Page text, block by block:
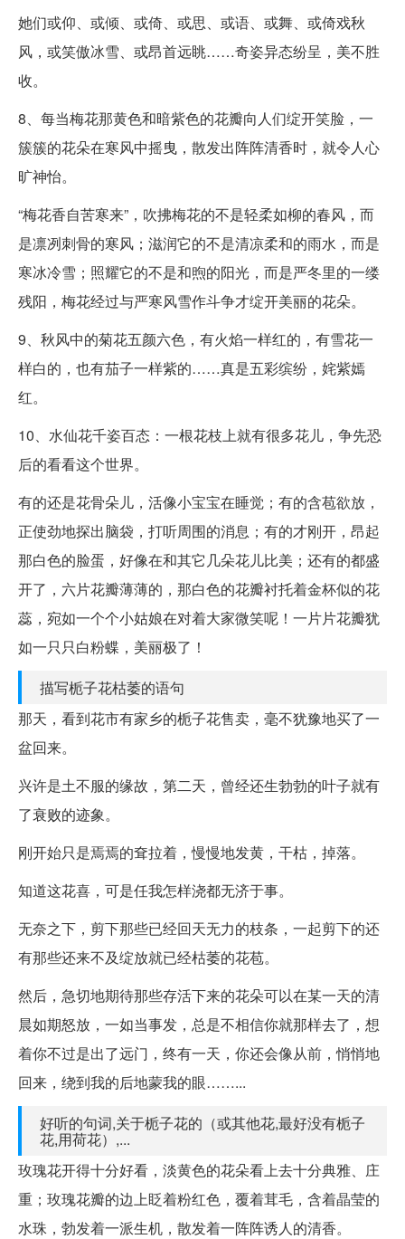
她们或仰、或倾、或倚、或思、或语、或舞、或倚戏秋
风，或笑傲冰雪、或昂首远眺……奇姿异态纷呈，美不胜
收。
8、每当梅花那黄色和暗紫色的花瓣向人们绽开笑脸，一
簇簇的花朵在寒风中摇曳，散发出阵阵清香时，就令人心
旷神怡。
“梅花香自苦寒来”，吹拂梅花的不是轻柔如柳的春风，而
是凛冽刺骨的寒风；滋润它的不是清凉柔和的雨水，而是
寒冰冷雪；照耀它的不是和煦的阳光，而是严冬里的一缕
残阳，梅花经过与严寒风雪作斗争才绽开美丽的花朵。
9、秋风中的菊花五颜六色，有火焰一样红的，有雪花一
样白的，也有茄子一样紫的……真是五彩缤纷，姹紫嫣
红。
10、水仙花千姿百态：一根花枝上就有很多花儿，争先恐
后的看看这个世界。
有的还是花骨朵儿，活像小宝宝在睡觉；有的含苞欲放，
正使劲地探出脑袋，打听周围的消息；有的才刚开，昂起
那白色的脸蛋，好像在和其它几朵花儿比美；还有的都盛
开了，六片花瓣薄薄的，那白色的花瓣衬托着金杯似的花
蕊，宛如一个个小姑娘在对着大家微笑呢！一片片花瓣犹
如一只只白粉蝶，美丽极了！
描写栀子花枯萎的语句
那天，看到花市有家乡的栀子花售卖，毫不犹豫地买了一
盆回来。
兴许是土不服的缘故，第二天，曾经还生勃勃的叶子就有
了衰败的迹象。
刚开始只是焉焉的耷拉着，慢慢地发黄，干枯，掉落。
知道这花喜，可是任我怎样浇都无济于事。
无奈之下，剪下那些已经回天无力的枝条，一起剪下的还
有那些还来不及绽放就已经枯萎的花苞。
然后，急切地期待那些存活下来的花朵可以在某一天的清
晨如期怒放，一如当事发，总是不相信你就那样去了，想
着你不过是出了远门，终有一天，你还会像从前，悄悄地
回来，绕到我的后地蒙我的眼……...
好听的句词,关于栀子花的（或其他花,最好没有栀子
花,用荷花）,...
玫瑰花开得十分好看，淡黄色的花朵看上去十分典雅、庄
重；玫瑰花瓣的边上眨着粉红色，覆着茸毛，含着晶莹的
水珠，勃发着一派生机，散发着一阵阵诱人的清香。